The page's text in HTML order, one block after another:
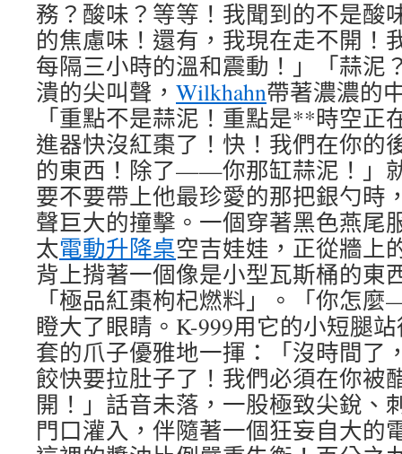
務？酸味？等等！我聞到的不是酸
的焦慮味！還有，我現在走不開！
每隔三小時的溫和震動！」「蒜泥
潰的尖叫聲， Wilkhahn帶著濃濃的
「重點不是蒜泥！重點是**時空
進器快沒紅棗了！快！我們在你的
的東西！除了——你那缸蒜泥！」
要不要帶上他最珍愛的那把銀勺時
聲巨大的撞擊。一個穿著黑色燕尾
太電動升降桌空吉娃娃，正從牆上
背上揹著一個像是小型瓦斯桶的東
「極品紅棗枸杞燃料」。「你怎
瞪大了眼睛。K-999用它的小短腿
套的爪子優雅地一揮：「沒時間了
餃快要拉肚子了！我們必須在你被
開！」話音未落，一股極致尖銳、
門口灌入，伴隨著一個狂妄自大的